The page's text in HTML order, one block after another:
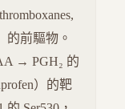
的前驅物。
→ PGH₂ 的
）的靶